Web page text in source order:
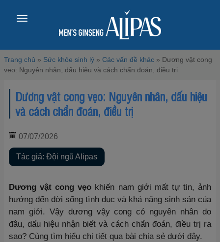
Toggle
Trang chủ » Sức khỏe sinh lý » Các vấn đề khác » Dương vật cong
vẹo: Nguyên nhân, dấu hiệu và cách chẩn đoán, điều trị
Dương vật cong vẹo: Nguyên nhân, dấu hiệu
và cách chẩn đoán, điều trị
07/07/2026
Tác giả: Đội ngũ Alipas
Dương vật cong vẹo khiến nam giới mất tự tin, ảnh
hưởng đến đời sống tình dục và khả năng sinh sản của
nam giới. Vậy dương vậy cong có nguyên nhân do
đâu, dấu hiệu nhận biết và cách chẩn đoán, điều trị ra
sao? Cùng tìm hiểu chi tiết qua bài chia sẻ dưới đây.